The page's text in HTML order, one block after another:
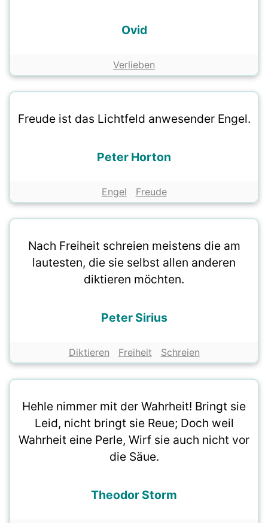
Ovid
Verlieben
Freude ist das Lichtfeld anwesender Engel.
Peter Horton
Engel Freude
Nach Freiheit schreien meistens die am
lautesten, die sie selbst allen anderen
diktieren möchten.
Peter Sirius
Diktieren Freiheit Schreien
Hehle nimmer mit der Wahrheit! Bringt sie
Leid, nicht bringt sie Reue; Doch weil
Wahrheit eine Perle, Wirf sie auch nicht vor
die Säue.
Theodor Storm